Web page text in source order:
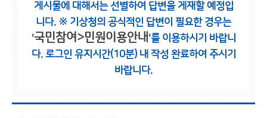
게시물에 대해서는 선별하여 답변을 게재할 예정입
니다. ※ 기상청의 공식적인 답변이 필요한 경우는
'국민참여>민원이용안내 '를 이용하시기 바랍니
다. 로그인 유지시간(10분) 내 작성 완료하여 주시기
바랍니다.